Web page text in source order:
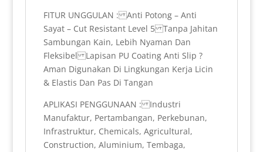
FITUR UNGGULAN : Anti Potong – Anti
Sayat – Cut Resistant Level 5 Tanpa Jahitan
Sambungan Kain, Lebih Nyaman Dan
Fleksibel Lapisan PU Coating Anti Slip ?
Aman Digunakan Di Lingkungan Kerja Licin
& Elastis Dan Pas Di Tangan
APLIKASI PENGGUNAAN : Industri
Manufaktur, Pertambangan, Perkebunan,
Infrastruktur, Chemicals, Agricultural,
Construction, Aluminium, Tembaga,